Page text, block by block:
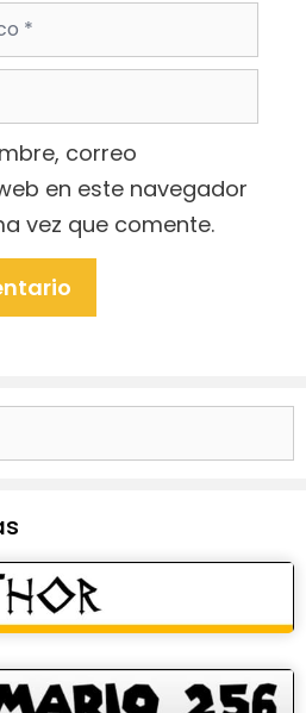
correo
en este navegador
vez que comente.